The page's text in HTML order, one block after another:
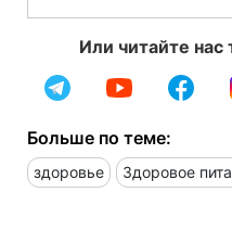
Или читайте нас
Больше по теме:
здоровье Здоровое